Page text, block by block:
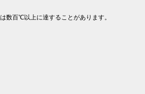
数百℃以上に達することがあります。